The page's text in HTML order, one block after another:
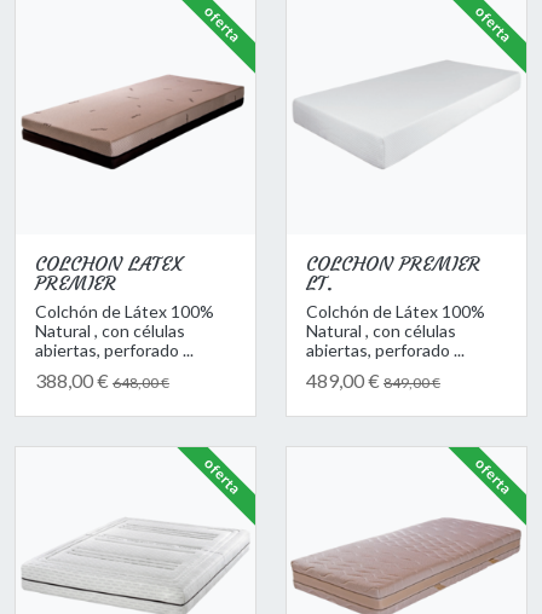
COLCHON LATEX
PREMIER
Colchón de Látex 100%
Natural , con células
abiertas, perforado ...
388,00 € 648,00 €
oferta
COLCHON PREMIER
LT.
Colchón de Látex 100%
Natural , con células
abiertas, perforado ...
489,00 € 849,00 €
oferta
oferta oferta